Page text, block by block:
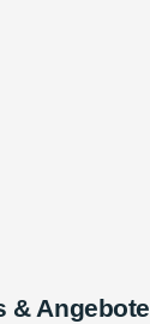
& Angebote